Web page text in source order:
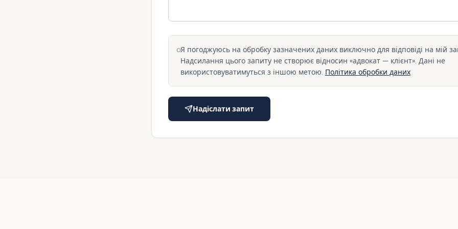
Я погоджуюсь на обробку зазначених даних виключно для відповіді на мій
Надсилання цього запиту не створює відносин «адвокат — клієнт». Дані не
використовуватимуться з іншою метою. Політика обробки даних
Надіслати запит